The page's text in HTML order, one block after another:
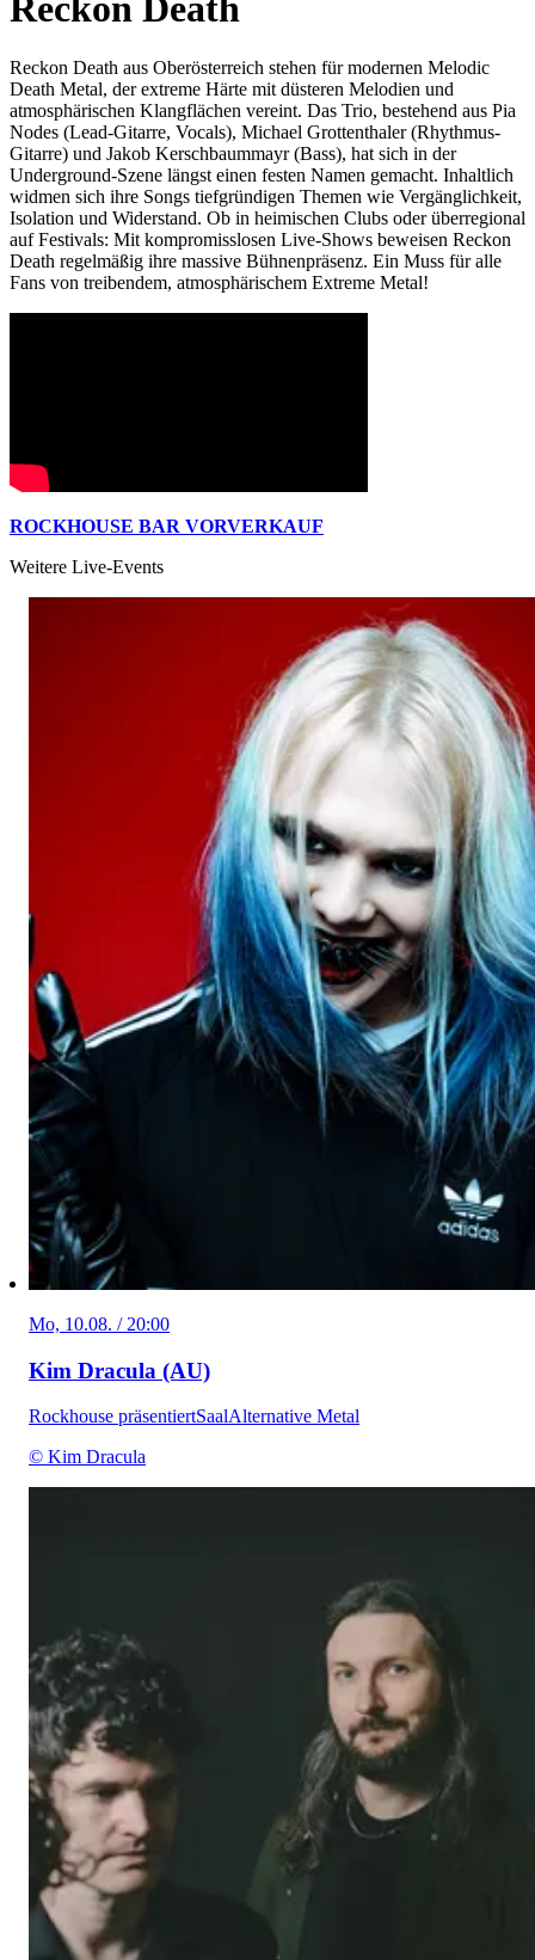
Reckon Death
Reckon Death aus Oberösterreich stehen für modernen Melodic
Death Metal, der extreme Härte mit düsteren Melodien und
atmosphärischen Klangflächen vereint. Das Trio, bestehend aus Pia
Nodes (Lead-Gitarre, Vocals), Michael Grottenthaler (Rhythmus-
Gitarre) und Jakob Kerschbaummayr (Bass), hat sich in der
Underground-Szene längst einen festen Namen gemacht. Inhaltlich
widmen sich ihre Songs tiefgründigen Themen wie Vergänglichkeit,
Isolation und Widerstand. Ob in heimischen Clubs oder überregional
auf Festivals: Mit kompromisslosen Live-Shows beweisen Reckon
Death regelmäßig ihre massive Bühnenpräsenz. Ein Muss für alle
Fans von treibendem, atmosphärischem Extreme Metal!
ROCKHOUSE BAR VORVERKAUF
Weitere Live-Events
Mo, 10.08. / 20:00
Kim Dracula (AU)
Rockhouse präsentiertSaalAlternative Metal
© Kim Dracula